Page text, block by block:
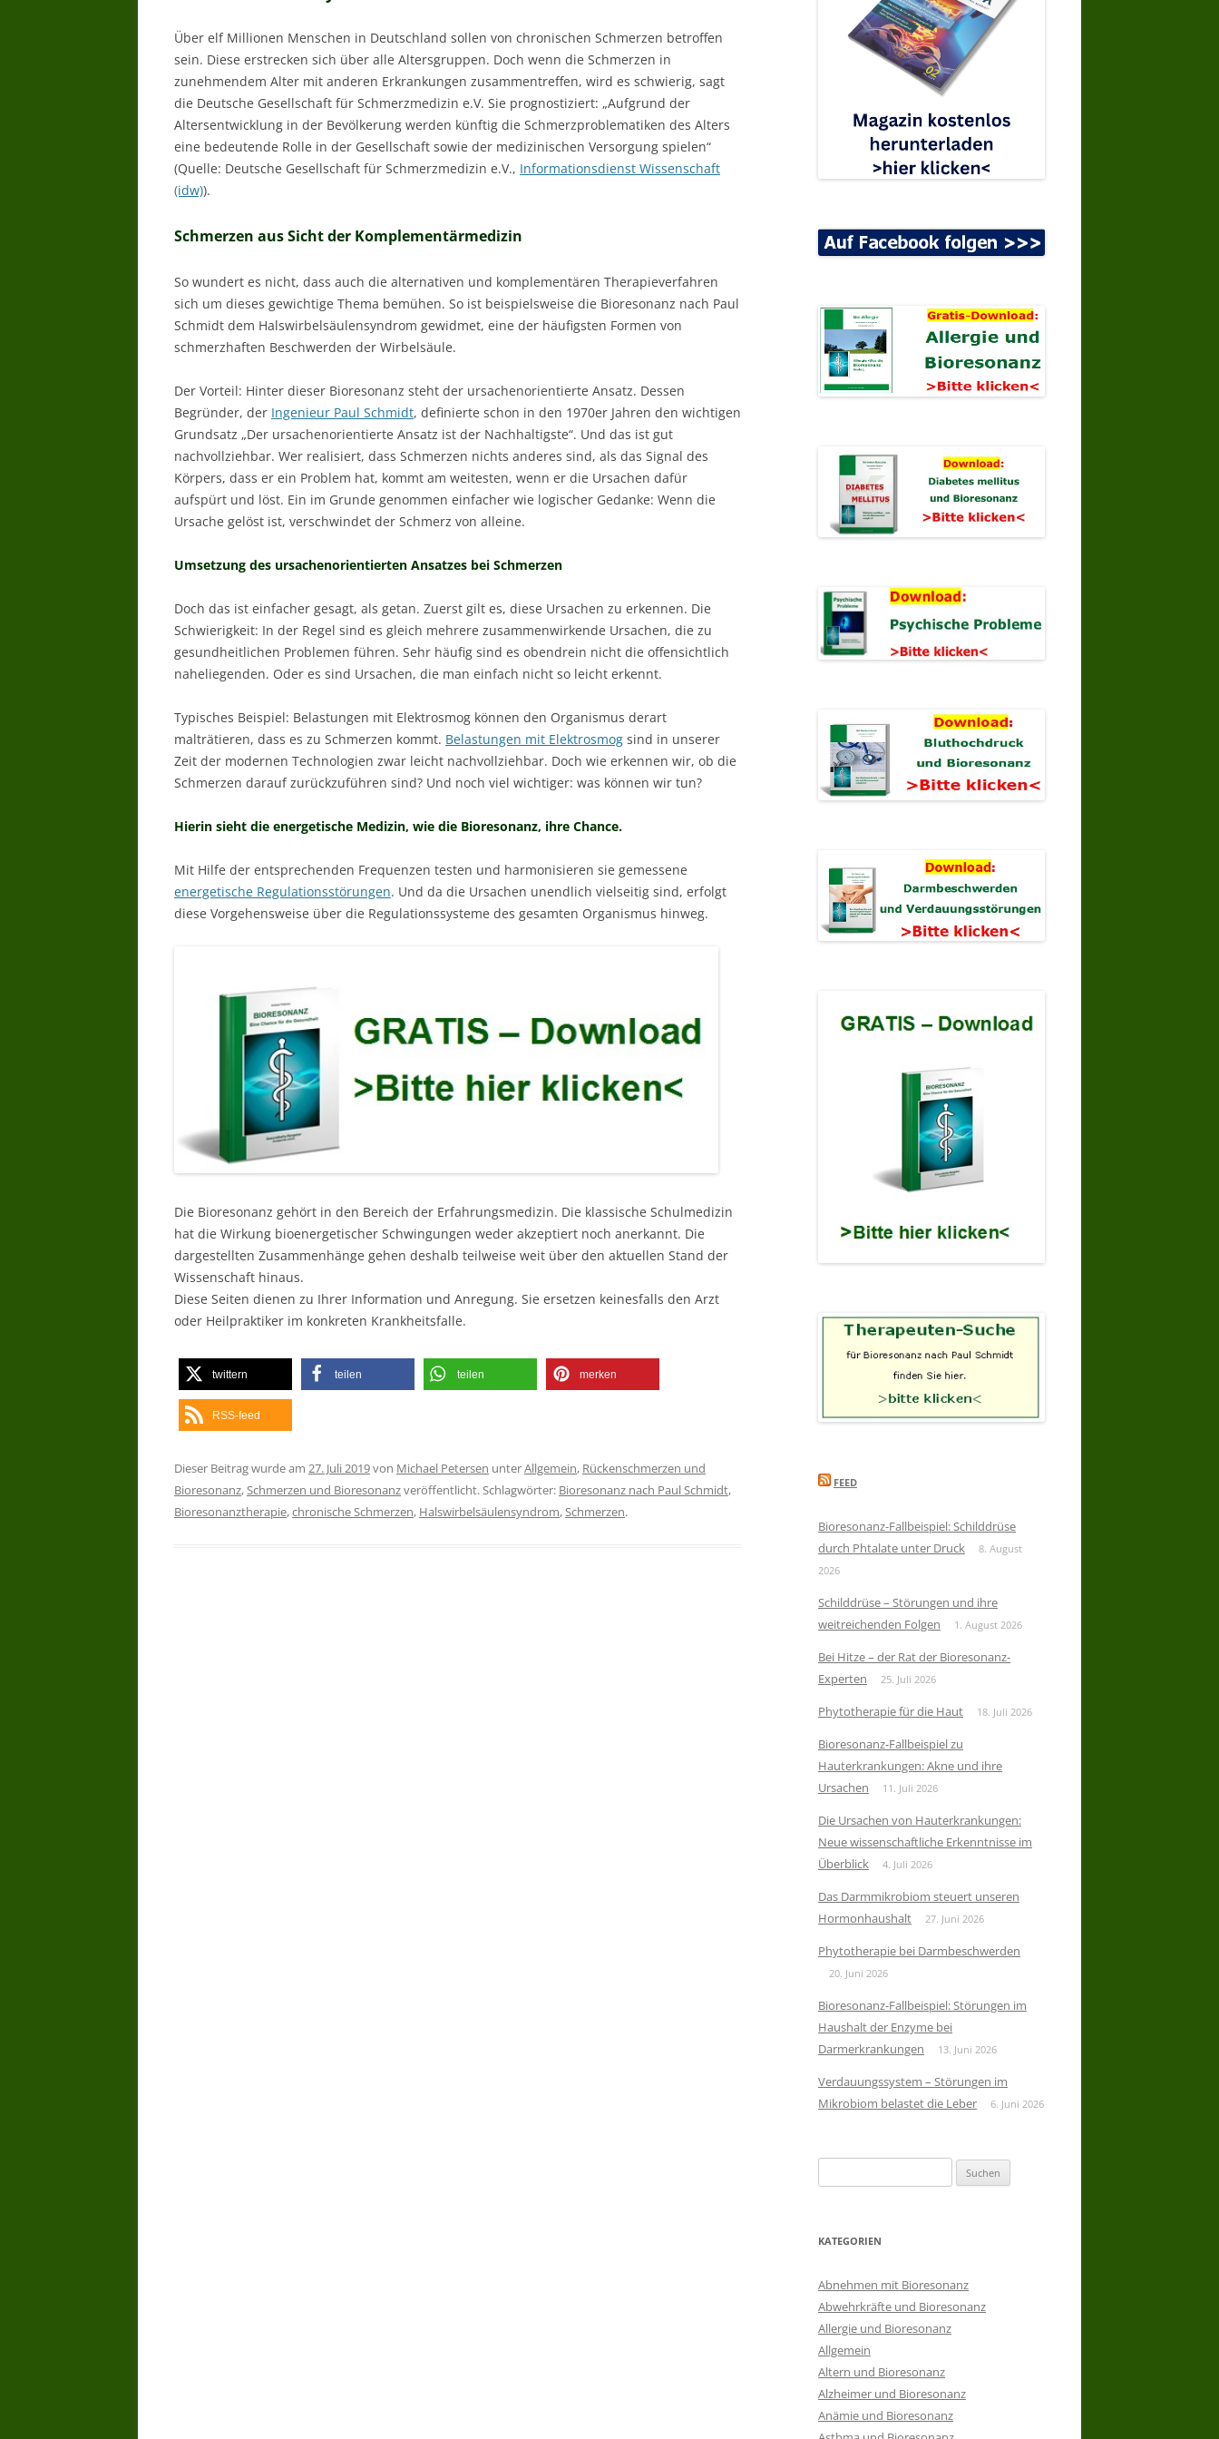
Über elf Millionen Menschen in Deutschland sollen von chronischen Schmerzen betroffen
sein. Diese erstrecken sich über alle Altersgruppen. Doch wenn die Schmerzen in
zunehmendem Alter mit anderen Erkrankungen zusammentreffen, wird es schwierig, sagt
die Deutsche Gesellschaft für Schmerzmedizin e.V. Sie prognostiziert: „Aufgrund der
Altersentwicklung in der Bevölkerung werden künftig die Schmerzproblematiken des Alters
eine bedeutende Rolle in der Gesellschaft sowie der medizinischen Versorgung spielen“
(Quelle: Deutsche Gesellschaft für Schmerzmedizin e.V., Informationsdienst Wissenschaft
(idw)).
Schmerzen aus Sicht der Komplementärmedizin
So wundert es nicht, dass auch die alternativen und komplementären Therapieverfahren
sich um dieses gewichtige Thema bemühen. So ist beispielsweise die Bioresonanz nach Paul
Schmidt dem Halswirbelsäulensyndrom gewidmet, eine der häufigsten Formen von
schmerzhaften Beschwerden der Wirbelsäule.
Der Vorteil: Hinter dieser Bioresonanz steht der ursachenorientierte Ansatz. Dessen
Begründer, der Ingenieur Paul Schmidt, definierte schon in den 1970er Jahren den wichtigen
Grundsatz „Der ursachenorientierte Ansatz ist der Nachhaltigste“. Und das ist gut
nachvollziehbar. Wer realisiert, dass Schmerzen nichts anderes sind, als das Signal des
Körpers, dass er ein Problem hat, kommt am weitesten, wenn er die Ursachen dafür
aufspürt und löst. Ein im Grunde genommen einfacher wie logischer Gedanke: Wenn die
Ursache gelöst ist, verschwindet der Schmerz von alleine.
Umsetzung des ursachenorientierten Ansatzes bei Schmerzen
Doch das ist einfacher gesagt, als getan. Zuerst gilt es, diese Ursachen zu erkennen. Die
Schwierigkeit: In der Regel sind es gleich mehrere zusammenwirkende Ursachen, die zu
gesundheitlichen Problemen führen. Sehr häufig sind es obendrein nicht die offensichtlich
naheliegenden. Oder es sind Ursachen, die man einfach nicht so leicht erkennt.
Typisches Beispiel: Belastungen mit Elektrosmog können den Organismus derart
malträtieren, dass es zu Schmerzen kommt. Belastungen mit Elektrosmog sind in unserer
Zeit der modernen Technologien zwar leicht nachvollziehbar. Doch wie erkennen wir, ob die
Schmerzen darauf zurückzuführen sind? Und noch viel wichtiger: was können wir tun?
Hierin sieht die energetische Medizin, wie die Bioresonanz, ihre Chance.
Mit Hilfe der entsprechenden Frequenzen testen und harmonisieren sie gemessene
energetische Regulationsstörungen. Und da die Ursachen unendlich vielseitig sind, erfolgt
diese Vorgehensweise über die Regulationssysteme des gesamten Organismus hinweg.
Die Bioresonanz gehört in den Bereich der Erfahrungsmedizin. Die klassische Schulmedizin
hat die Wirkung bioenergetischer Schwingungen weder akzeptiert noch anerkannt. Die
dargestellten Zusammenhänge gehen deshalb teilweise weit über den aktuellen Stand der
Wissenschaft hinaus.
Diese Seiten dienen zu Ihrer Information und Anregung. Sie ersetzen keinesfalls den Arzt
oder Heilpraktiker im konkreten Krankheitsfalle.
twittern teilen teilen merken
RSS-feed
Dieser Beitrag wurde am 27. Juli 2019von Michael Petersen unterAllgemein, Rückenschmerzen und
Bioresonanz,Schmerzen und Bioresonanzveröffentlicht. Schlagwörter: Bioresonanz nach Paul Schmidt,
Bioresonanztherapie,chronische Schmerzen, Halswirbelsäulensyndrom,Schmerzen.
FEED
Bioresonanz-Fallbeispiel: Schilddrüse
durch Phtalate unter Druck
8. August
2026
Schilddrüse – Störungen und ihre
weitreichenden Folgen
1. August 2026
Bei Hitze – der Rat der Bioresonanz-
Experten
25. Juli 2026
Phytotherapie für die Haut 18. Juli 2026
Bioresonanz-Fallbeispiel zu
Hauterkrankungen: Akne und ihre
Ursachen
11. Juli 2026
Die Ursachen von Hauterkrankungen:
Neue wissenschaftliche Erkenntnisse im
Überblick
4. Juli 2026
Das Darmmikrobiom steuert unseren
Hormonhaushalt
27. Juni 2026
Phytotherapie bei Darmbeschwerden
20. Juni 2026
Bioresonanz-Fallbeispiel: Störungen im
Haushalt der Enzyme bei
Darmerkrankungen
13. Juni 2026
Verdauungssystem – Störungen im
Mikrobiom belastet die Leber
6. Juni 2026
nach:
KATEGORIEN
Abnehmen mit Bioresonanz
Abwehrkräfte und Bioresonanz
Allergie und Bioresonanz
Allgemein
Altern und Bioresonanz
Alzheimer und Bioresonanz
Anämie und Bioresonanz